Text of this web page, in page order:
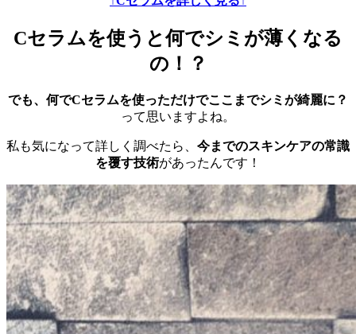
Cセラムを使うと何でシミが薄くなる
の！？
でも、何でCセラムを使っただけでここまでシミが綺麗に？
って思いますよね。
私も気になって詳しく調べたら、 今までのスキンケアの常識
を覆す技術があったんです！